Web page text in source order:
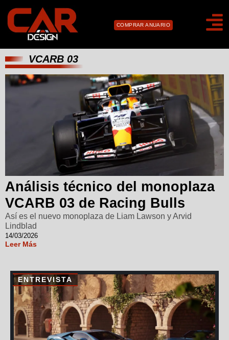
COMPRAR ANUARIO
VCARB 03
Análisis técnico del monoplaza
VCARB 03 de Racing Bulls
Así es el nuevo monoplaza de Liam Lawson y Arvid
Lindblad
14/03/2026
Leer Más
ENTREVISTA